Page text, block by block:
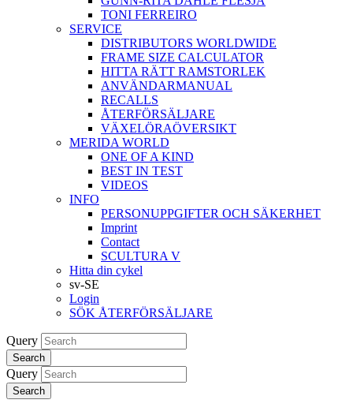
TONI FERREIRO
SERVICE
DISTRIBUTORS WORLDWIDE
FRAME SIZE CALCULATOR
HITTA RÄTT RAMSTORLEK
ANVÄNDARMANUAL
RECALLS
ÅTERFÖRSÄLJARE
VÄXELÖRAÖVERSIKT
MERIDA WORLD
ONE OF A KIND
BEST IN TEST
VIDEOS
INFO
PERSONUPPGIFTER OCH SÄKERHET
Imprint
Contact
SCULTURA V
Hitta din cykel
sv-SE
Login
SÖK ÅTERFÖRSÄLJARE
Query
Search
Query
Search